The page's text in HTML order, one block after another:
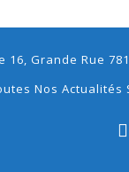
16, Grande Rue
Nos Actualités